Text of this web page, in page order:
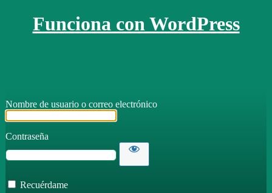
Funciona con WordPress
Nombre de usuario o correo electrónico
Contraseña
Recuérdame